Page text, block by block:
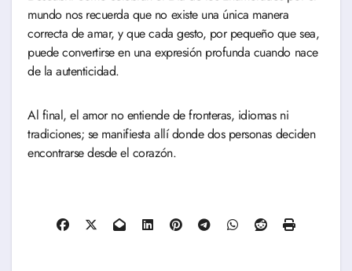
mundo nos recuerda que no existe una única manera
correcta de amar, y que cada gesto, por pequeño que sea,
puede convertirse en una expresión profunda cuando nace
de la autenticidad.
Al final, el amor no entiende de fronteras, idiomas ni
tradiciones; se manifiesta allí donde dos personas deciden
encontrarse desde el corazón.